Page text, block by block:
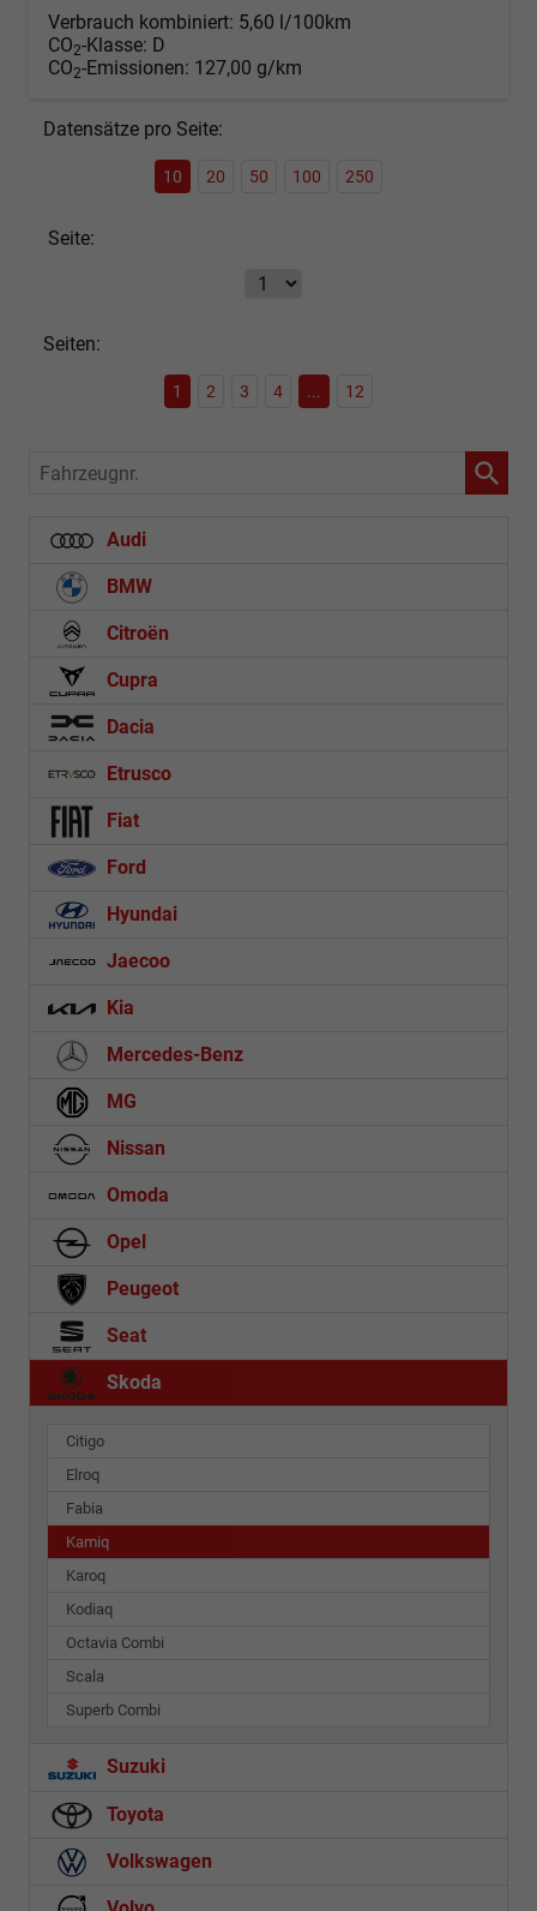
Verbrauch kombiniert: 5,60 l/100km
CO2-Klasse: D
CO2-Emissionen: 127,00 g/km
Datensätze pro Seite:
10 20 50 100 250
Seite:
Seiten:
1 2 3 4 ... 12
Fahrzeugnr.
Audi
BMW
Citroën
Cupra
Dacia
Etrusco
Fiat
Ford
Hyundai
Jaecoo
Kia
Mercedes-Benz
MG
Nissan
Omoda
Opel
Peugeot
Seat
Skoda
Citigo
Elroq
Fabia
Kamiq
Karoq
Kodiaq
Octavia Combi
Scala
Superb Combi
Suzuki
Toyota
Volkswagen